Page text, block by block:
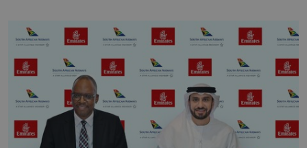
letního koupání. Stačí se však podívat